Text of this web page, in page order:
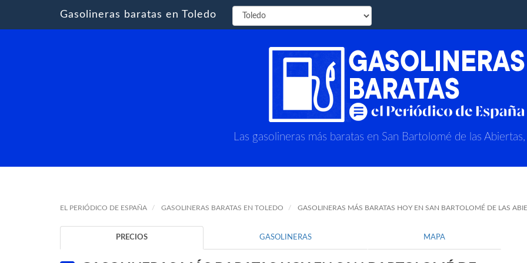
Gasolineras baratas en Toledo
Las gasolineras más baratas en San Bartolomé de las
EL PERIÓDICO DE ESPAÑA GASOLINERAS BARATAS EN TOLEDO GASOLINERAS MÁS BARATAS HOY EN SAN BARTOLOMÉ DE LAS
PRECIOS GASOLINERAS MAPA